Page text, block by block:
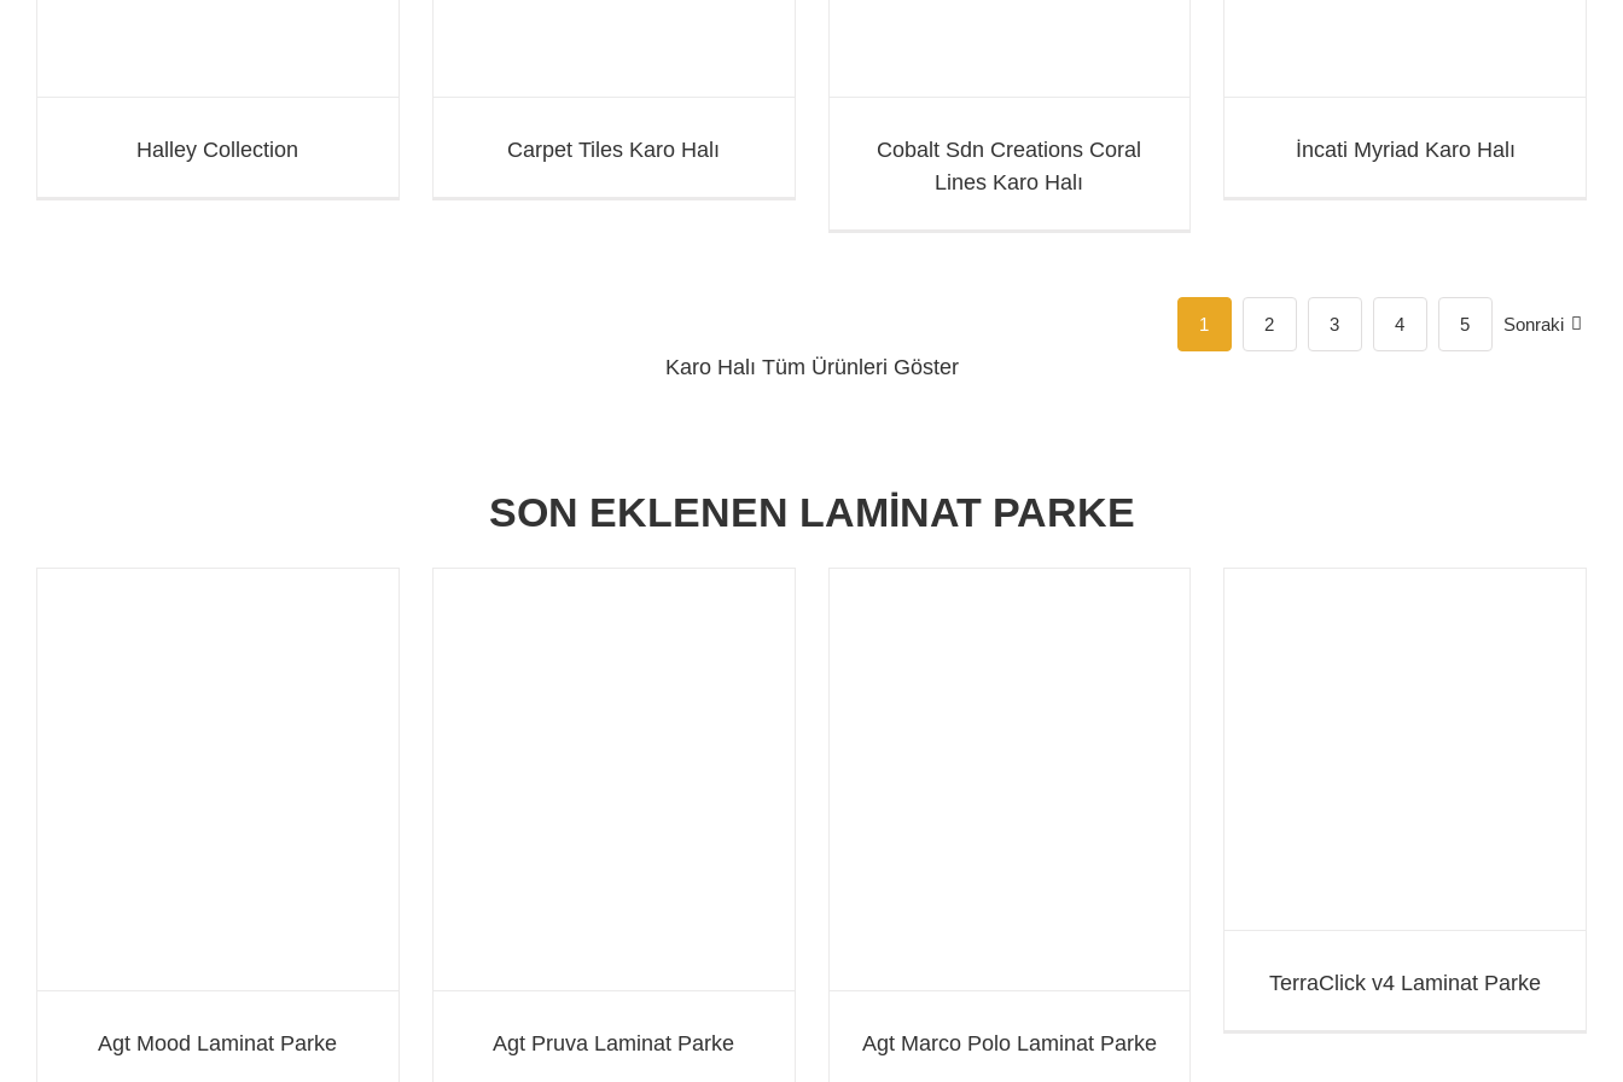
Halley Collection Carpet Tiles Karo Halı
Cobalt Sdn Creations Coral
Lines Karo Halı
İncati Myriad Karo Halı
1 2 3 4 5 Sonraki
Karo Halı Tüm Ürünleri Göster
SON EKLENEN LAMİNAT PARKE
Agt Mood Laminat Parke Agt Pruva Laminat Parke Agt Marco Polo Laminat Parke
TerraClick v4 Laminat Parke